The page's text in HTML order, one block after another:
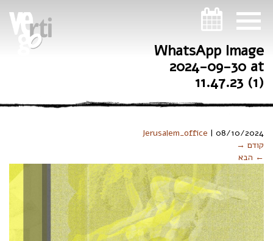
WhatsApp Image
2024-09-30 at
11.47.23 (1)
Jerusalem_office | 08/10/2024
קודם →
← הבא